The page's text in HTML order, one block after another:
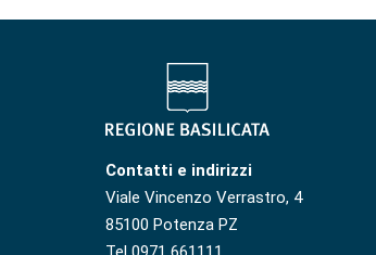
Contatti e indirizzi
Viale Vincenzo Verrastro, 4
85100 Potenza PZ